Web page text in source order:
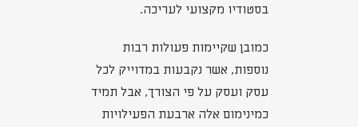
בסטודיו מקצועי לעריכה.
כמובן שקיימות פעולות רבות
נוספות, אשר נקבעות במדוייק לכל
עסק ועסק על פי הצורך, אבל תמיד
כמינימום אלה ארבעת הפעילויות